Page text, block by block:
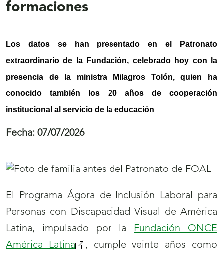
formaciones
Los datos se han presentado en el Patronato
extraordinario de la Fundación, celebrado hoy con la
presencia de la ministra Milagros Tolón, quien ha
conocido también los 20 años de cooperación
institucional al servicio de la educación
Fecha: 07/07/2026
El Programa Ágora de Inclusión Laboral para
Personas con Discapacidad Visual de América
Latina, impulsado por la
Fundación ONCE
América Latina
, cumple veinte años como